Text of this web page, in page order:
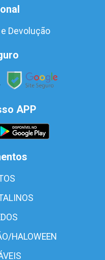
Devolução
APP
HALOWEEN